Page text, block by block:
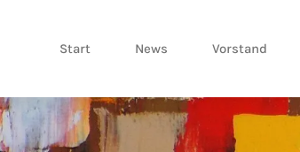
Start News Vorstand